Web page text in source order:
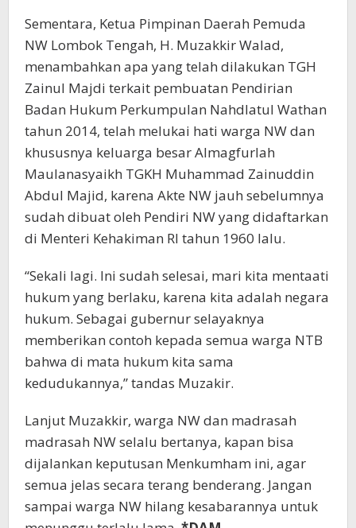
Sementara, Ketua Pimpinan Daerah Pemuda
NW Lombok Tengah, H. Muzakkir Walad,
menambahkan apa yang telah dilakukan TGH
Zainul Majdi terkait pembuatan Pendirian
Badan Hukum Perkumpulan Nahdlatul Wathan
tahun 2014, telah melukai hati warga NW dan
khususnya keluarga besar Almagfurlah
Maulanasyaikh TGKH Muhammad Zainuddin
Abdul Majid, karena Akte NW jauh sebelumnya
sudah dibuat oleh Pendiri NW yang didaftarkan
di Menteri Kehakiman RI tahun 1960 lalu.
“Sekali lagi. Ini sudah selesai, mari kita mentaati
hukum yang berlaku, karena kita adalah negara
hukum. Sebagai gubernur selayaknya
memberikan contoh kepada semua warga NTB
bahwa di mata hukum kita sama
kedudukannya,” tandas Muzakir.
Lanjut Muzakkir, warga NW dan madrasah
madrasah NW selalu bertanya, kapan bisa
dijalankan keputusan Menkumham ini, agar
semua jelas secara terang benderang. Jangan
sampai warga NW hilang kesabarannya untuk